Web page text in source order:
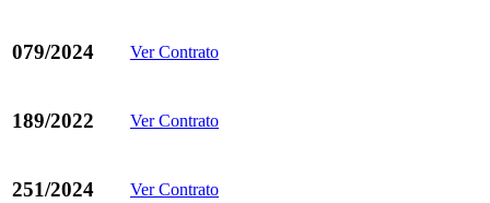
079/2024 Ver Contrato
189/2022 Ver Contrato
251/2024 Ver Contrato